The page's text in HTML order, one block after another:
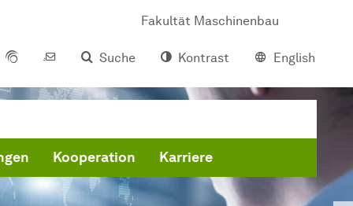
Fakultät Maschinenbau
Suche Kontrast English
Kooperation Karriere